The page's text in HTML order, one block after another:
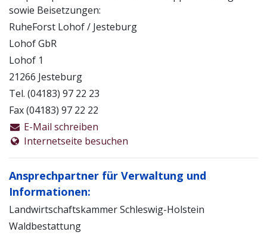
Förderung strukturreicher Mischwälder
Erhalt ökologisch besonders wertvoller Einzelbäume
Bewahrung der Waldbodenqualität
Arbeiten ohne Kahlschläge, ohne Chemie und ohne
Düngung
sowie Beisetzungen:
RuheForst Lohof / Jesteburg
Lohof GbR
Lohof 1
21266 Jesteburg
Tel. (04183) 97 22 23
Fax (04183) 97 22 22
E-Mail schreiben
Internetseite besuchen
Ansprechpartner für Verwaltung und
Informationen:
Landwirtschaftskammer Schleswig-Holstein
Waldbestattung